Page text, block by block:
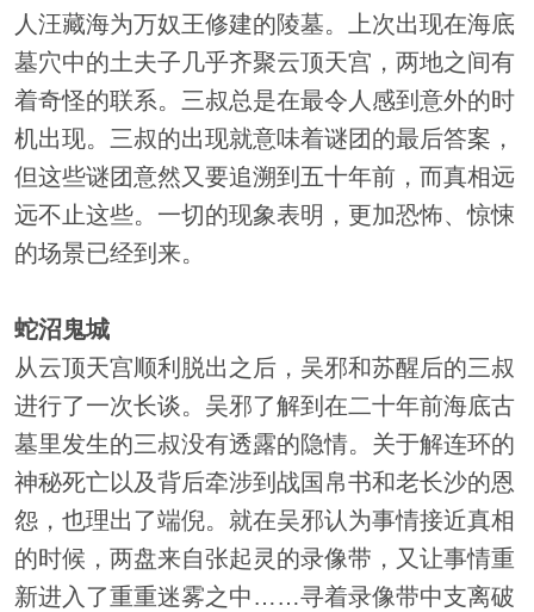
人汪藏海为万奴王修建的陵墓。上次出现在海底
墓穴中的土夫子几乎齐聚云顶天宫，两地之间有
着奇怪的联系。三叔总是在最令人感到意外的时
机出现。三叔的出现就意味着谜团的最后答案，
但这些谜团意然又要追溯到五十年前，而真相远
远不止这些。一切的现象表明，更加恐怖、惊悚
的场景已经到来。
蛇沼鬼城
从云顶天宫顺利脱出之后，吴邪和苏醒后的三叔
进行了一次长谈。吴邪了解到在二十年前海底古
墓里发生的三叔没有透露的隐情。关于解连环的
神秘死亡以及背后牵涉到战国帛书和老长沙的恩
怨，也理出了端倪。就在吴邪认为事情接近真相
的时候，两盘来自张起灵的录像带，又让事情重
新进入了重重迷雾之中……寻着录像带中支离破